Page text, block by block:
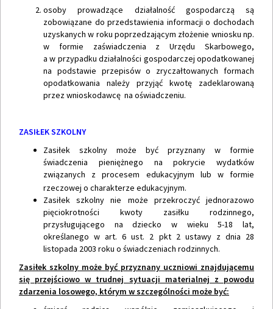
osoby prowadzące działalność gospodarczą są
zobowiązane do przedstawienia informacji o dochodach
uzyskanych w roku poprzedzającym złożenie wniosku np.
w formie zaświadczenia z Urzędu Skarbowego,
a w przypadku działalności gospodarczej opodatkowanej
na podstawie przepisów o zryczałtowanych formach
opodatkowania należy przyjąć kwotę zadeklarowaną
przez wnioskodawcę na oświadczeniu.
ZASIŁEK SZKOLNY
Zasiłek szkolny może być przyznany w formie
świadczenia pieniężnego na pokrycie wydatków
związanych z procesem edukacyjnym lub w formie
rzeczowej o charakterze edukacyjnym.
Zasiłek szkolny nie może przekroczyć jednorazowo
pięciokrotności kwoty zasiłku rodzinnego,
przysługującego na dziecko w wieku 5-18 lat,
określanego w art. 6 ust. 2 pkt 2 ustawy z dnia 28
listopada 2003 roku o świadczeniach rodzinnych.
Zasiłek szkolny może być przyznany uczniowi znajdującemu
się przejściowo w trudnej sytuacji materialnej z powodu
zdarzenia losowego, którym w szczególności może być: